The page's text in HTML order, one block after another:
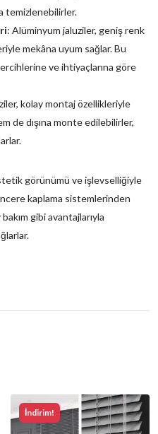
temizlenebilirler.
: Alüminyum jaluziler, geniş renk
mekâna uyum sağlar. Bu
ve ihtiyaçlarına göre
kolay montaj özellikleriyle
de dışına monte edilebilirler,
görünümü ve işlevselliğiyle
kaplama sistemlerinden
gibi avantajlarıyla
İndirim!